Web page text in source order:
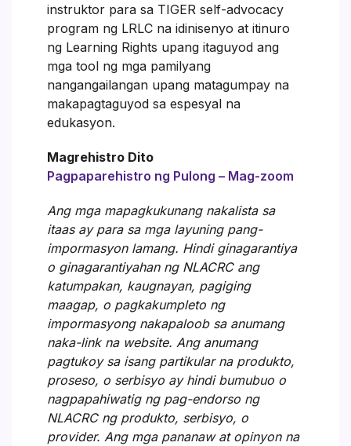
instruktor para sa TIGER self-advocacy
program ng LRLC na idinisenyo at itinuro
ng Learning Rights upang itaguyod ang
mga tool ng mga pamilyang
nangangailangan upang matagumpay na
makapagtaguyod sa espesyal na
edukasyon.
Magrehistro Dito
Pagpaparehistro ng Pulong – Mag-zoom
Ang mga mapagkukunang nakalista sa
itaas ay para sa mga layuning pang-
impormasyon lamang. Hindi ginagarantiya
o ginagarantiyahan ng NLACRC ang
katumpakan, kaugnayan, pagiging
maagap, o pagkakumpleto ng
impormasyong nakapaloob sa anumang
naka-link na website. Ang anumang
pagtukoy sa isang partikular na produkto,
proseso, o serbisyo ay hindi bumubuo o
nagpapahiwatig ng pag-endorso ng
NLACRC ng produkto, serbisyo, o
provider. Ang mga pananaw at opinyon na